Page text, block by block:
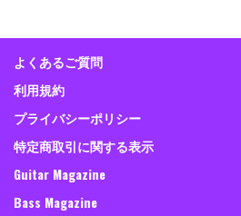
よくあるご質問
利用規約
プライバシーポリシー
特定商取引に関する表示
Guitar Magazine
Bass Magazine